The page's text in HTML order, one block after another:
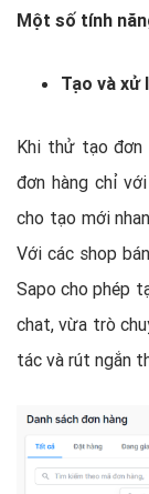
Một số tính
Tạo và xử
Khi thử tạo đơn
đơn hàng chỉ
cho tạo mới
Với các shop
Sapo cho phép
chat, vừa trò
tác và rút ngắn